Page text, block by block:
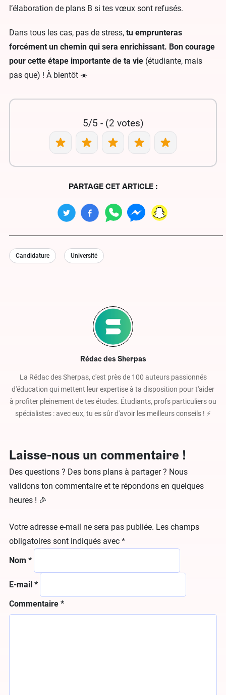
l’élaboration de plans B si tes vœux sont refusés.
Dans tous les cas, pas de stress, tu emprunteras
forcément un chemin qui sera enrichissant. Bon courage
pour cette étape importante de ta vie (étudiante, mais
pas que) ! À bientôt ☀️
5/5 - (2 votes)
Rédac des Sherpas
La Rédac des Sherpas, c'est près de 100 auteurs passionnés
d'éducation qui mettent leur expertise à ta disposition pour t'aider
à profiter pleinement de tes études. Étudiants, profs particuliers ou
spécialistes : avec eux, tu es sûr d'avoir les meilleurs conseils ! ⚡️
PARTAGE CET ARTICLE :
Candidature Université
Laisse-nous un commentaire !
Des questions ? Des bons plans à partager ? Nous
validons ton commentaire et te répondons en quelques
heures ! 🎉
Votre adresse e-mail ne sera pas publiée. Les champs
obligatoires sont indiqués avec *
Commentaire *
Nom *
E-mail *